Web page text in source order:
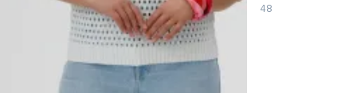
48